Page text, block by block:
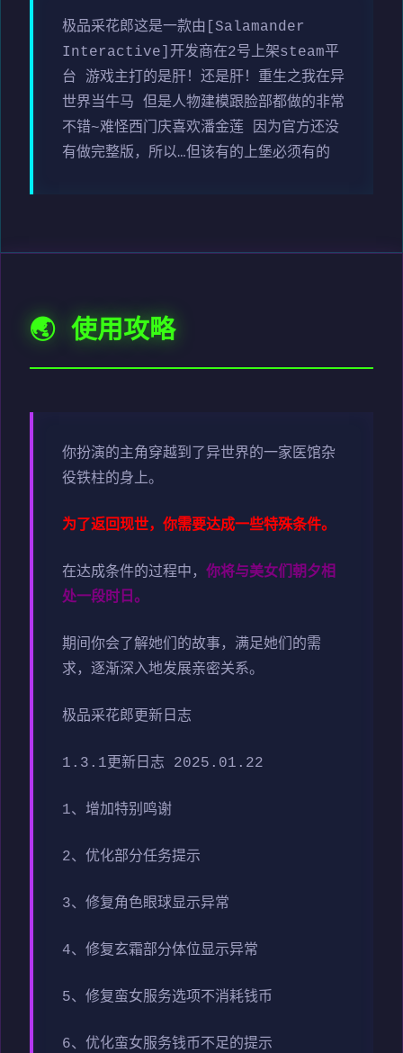
极品采花郎这是一款由[Salamander
Interactive]开发商在2号上架steam平
台 游戏主打的是肝！还是肝！重生之我在异
世界当牛马 但是人物建模跟脸部都做的非常
不错~难怪西门庆喜欢潘金莲 因为官方还没
有做完整版，所以…但该有的上堡必须有的
🌏 使用攻略
你扮演的主角穿越到了异世界的一家医馆杂
役铁柱的身上。
为了返回现世，你需要达成一些特殊条件。
在达成条件的过程中， 你将与美女们朝夕相
处一段时日。
期间你会了解她们的故事，满足她们的需
求，逐渐深入地发展亲密关系。
极品采花郎更新日志
1.3.1更新日志 2025.01.22
1、增加特别鸣谢
2、优化部分任务提示
3、修复角色眼球显示异常
4、修复玄霜部分体位显示异常
5、修复蛮女服务选项不消耗钱币
6、优化蛮女服务钱币不足的提示